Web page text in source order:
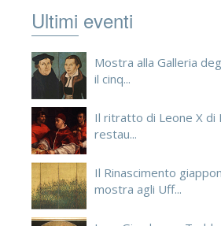
Ultimi eventi
Mostra alla Galleria
il cinq...
Il ritratto di Leone X di
restau...
Il Rinascimento
mostra agli Uff...